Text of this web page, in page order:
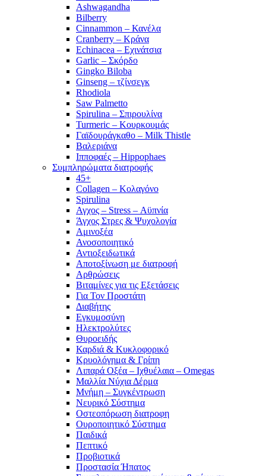
Ashwagandha
Bilberry
Cinnammon – Κανέλα
Cranberry – Κράνα
Echinacea – Εχινάτσια
Garlic – Σκόρδο
Gingko Biloba
Ginseng – τζίνσεγκ
Rhodiola
Saw Palmetto
Spirulina – Σπιρουλίνα
Turmeric – Κουρκουμάς
Γαϊδουράγκαθο – Milk Thistle
Βαλεριάνα
Ιπποφαές – Hippophaes
Συμπληρώματα διατροφής
45+
Collagen – Κολαγόνο
Spirulina
Αγχος – Stress – Αϋπνία
Άγχος Στρες & Ψυχολογία
Αμινοξέα
Ανοσοποιητικό
Αντιοξειδωτικά
Αποτοξίνωση με διατροφή
Αρθρώσεις
Βιταμίνες για τις Εξετάσεις
Για Τον Προστάτη
Διαβήτης
Εγκυμοσύνη
Ηλεκτρολύτες
Θυροειδής
Καρδιά & Κυκλοφορικό
Κρυολόγημα & Γρίπη
Λιπαρά Οξέα – Ιχθυέλαια – Omegas
Μαλλία Νύχια Δέρμα
Μνήμη – Συγκέντρωση
Νευρικό Σύστημα
Οστεοπόρωση διατροφη
Ουροποιητικό Σύστημα
Παιδικά
Πεπτικό
Προβιοτικά
Προστασία Ήπατος